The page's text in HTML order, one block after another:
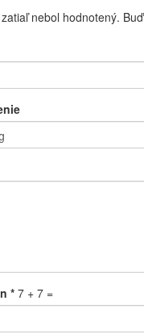
nebol hodnotený.
* 7 + 7 =